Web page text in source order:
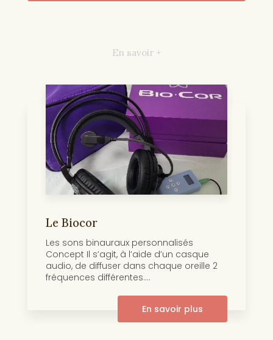
En savoir +
Le Biocor
Les sons binauraux personnalisés
Concept Il s’agit, à l’aide d’un casque
audio, de diffuser dans chaque oreille 2
fréquences différentes....
En savoir plus